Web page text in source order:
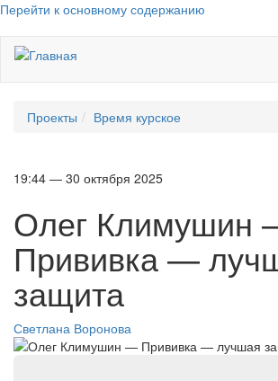
Перейти к основному содержанию
Проекты Время курское
19:44 — 30 октября 2025
Олег Климушин
Прививка —
защита
Светлана Воронова